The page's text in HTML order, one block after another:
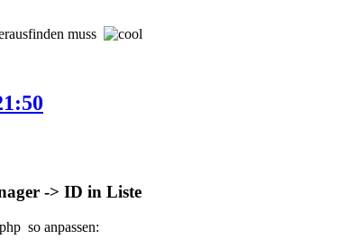
muss
-> ID in Liste
so anpassen: